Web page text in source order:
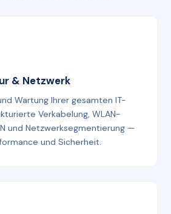
& Netzwerk
Wartung Ihrer gesamten IT-
Verkabelung, WLAN-
und Netzwerksegmentierung —
und Sicherheit.